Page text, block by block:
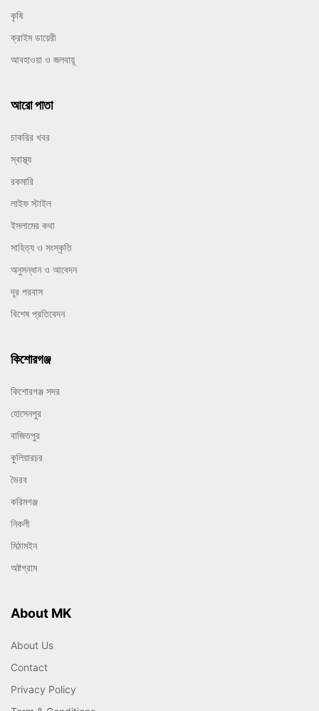
কৃষি
ক্রাইম ডায়েরী
আবহাওয়া ও জলবায়ূ
আরো পাতা
চাকরির খবর
স্বাস্থ্য
রকমারি
লাইফ স্টাইল
ইসলামের কথা
সাহিত্য ও সংস্কৃতি
অনুসন্ধান ও আবেদন
দূর পরবাস
বিশেষ প্রতিবেদন
কিশোরগঞ্জ
কিশোরগঞ্জ সদর
হোসেনপুর
বাজিতপুর
কুলিয়ারচর
ভৈরব
করিমগঞ্জ
নিকলী
মিঠামইন
অষ্টগ্রাম
About MK
About Us
Contact
Privacy Policy